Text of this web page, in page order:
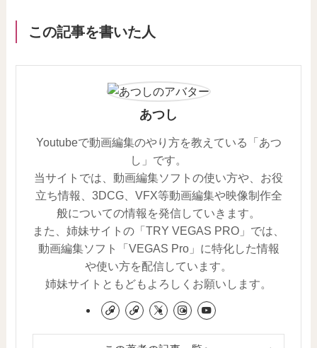
この記事を書いた人
あつし
Youtubeで動画編集のやり方を教えている「あつ
し」です。
当サイトでは、動画編集ソフトの使い方や、お役
立ち情報、3DCG、VFX等動画編集や映像制作全
般についての情報を発信していきます。
また、姉妹サイトの「TRY VEGAS PRO」では、
動画編集ソフト「VEGAS Pro」に特化した情報
や使い方を配信しています。
姉妹サイトともどもよろしくお願いします。